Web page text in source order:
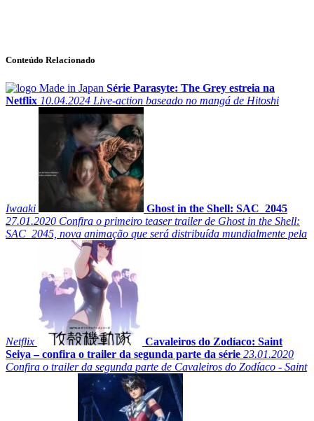
Conteúdo Relacionado
Série Parasyte: The Grey estreia na
Netflix 10.04.2024 Live-action baseado no mangá de Hitoshi
Iwaaki
Ghost in the Shell: SAC_2045
27.01.2020 Confira o primeiro teaser trailer de Ghost in the Shell:
SAC_2045, nova animação que será distribuída mundialmente pela
Netflix
Cavaleiros do Zodíaco: Saint
Seiya – confira o trailer da segunda parte da série 23.01.2020
Confira o trailer da segunda parte de Cavaleiros do Zodíaco - Saint